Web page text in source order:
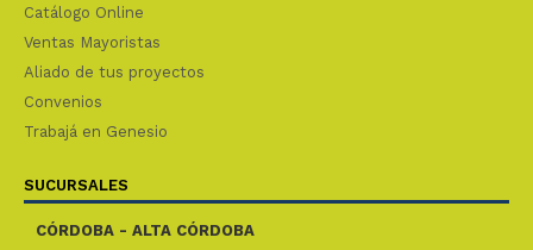
Catálogo Online
Ventas Mayoristas
Aliado de tus proyectos
Convenios
Trabajá en Genesio
SUCURSALES
CÓRDOBA - ALTA CÓRDOBA